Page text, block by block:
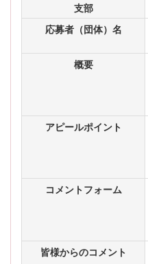
支部
応募者（団体）名
概要
アピールポイント
コメントフォーム
皆様からのコメント